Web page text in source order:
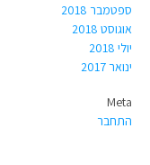
ספטמבר 2018
אוגוסט 2018
יולי 2018
ינואר 2017
Meta
התחבר